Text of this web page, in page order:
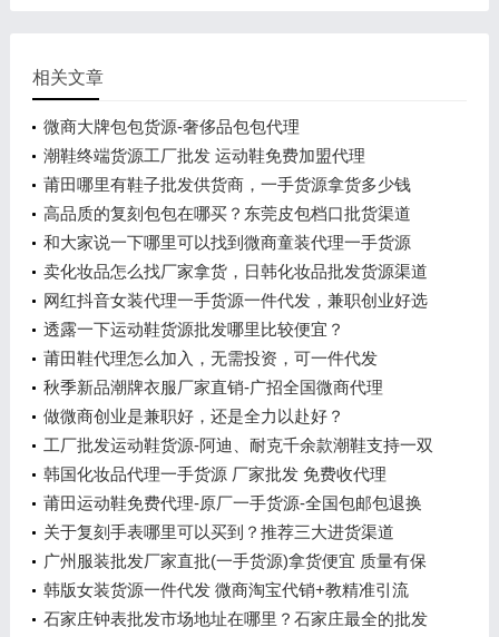
相关文章
微商大牌包包货源-奢侈品包包代理
潮鞋终端货源工厂批发 运动鞋免费加盟代理
莆田哪里有鞋子批发供货商，一手货源拿货多少钱
高品质的复刻包包在哪买？东莞皮包档口批货渠道
和大家说一下哪里可以找到微商童装代理一手货源
卖化妆品怎么找厂家拿货，日韩化妆品批发货源渠道
网红抖音女装代理一手货源一件代发，兼职创业好选
择
透露一下运动鞋货源批发哪里比较便宜？
莆田鞋代理怎么加入，无需投资，可一件代发
秋季新品潮牌衣服厂家直销-广招全国微商代理
做微商创业是兼职好，还是全力以赴好？
工厂批发运动鞋货源-阿迪、耐克千余款潮鞋支持一双
代发
韩国化妆品代理一手货源 厂家批发 免费收代理
莆田运动鞋免费代理-原厂一手货源-全国包邮包退换
关于复刻手表哪里可以买到？推荐三大进货渠道
广州服装批发厂家直批(一手货源)拿货便宜 质量有保
障！
韩版女装货源一件代发 微商淘宝代销+教精准引流
石家庄钟表批发市场地址在哪里？石家庄最全的批发